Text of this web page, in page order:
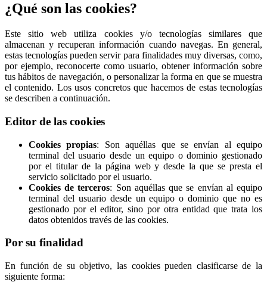
¿Qué son las cookies?
Este sitio web utiliza cookies y/o tecnologías similares que
almacenan y recuperan información cuando navegas. En general,
estas tecnologías pueden servir para finalidades muy diversas, como,
por ejemplo, reconocerte como usuario, obtener información sobre
tus hábitos de navegación, o personalizar la forma en que se muestra
el contenido. Los usos concretos que hacemos de estas tecnologías
se describen a continuación.
Editor de las cookies
Cookies propias: Son aquéllas que se envían al equipo
terminal del usuario desde un equipo o dominio gestionado
por el titular de la página web y desde la que se presta el
servicio solicitado por el usuario.
Cookies de terceros: Son aquéllas que se envían al equipo
terminal del usuario desde un equipo o dominio que no es
gestionado por el editor, sino por otra entidad que trata los
datos obtenidos través de las cookies.
Por su finalidad
En función de su objetivo, las cookies pueden clasificarse de la
siguiente forma: